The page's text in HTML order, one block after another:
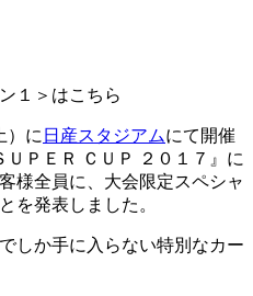
１＞はこちら
）に 日産スタジアムにて開催
ＰＥＲ ＣＵＰ ２０１７』に
様全員に、大会限定スペシャ
を発表しました。
しか手に入らない特別なカー